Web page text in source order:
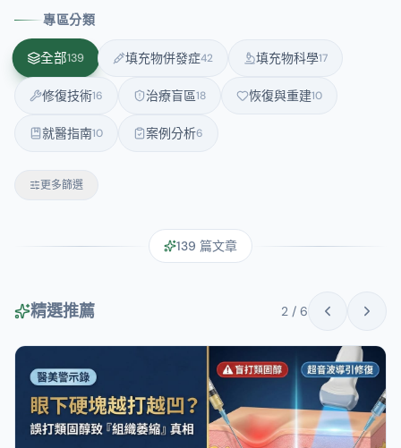
專區分類
全部139 填充物併發症42 填充物科學17
修復技術16 治療盲區18 恢復與重建10
就醫指南10 案例分析6
更多篩選
139 篇文章
精選推薦 2 / 6